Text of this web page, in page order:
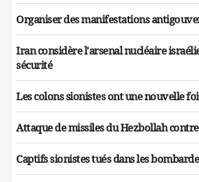
Organiser des manifestations
Iran considère l'arsenal nucléaire
sécurité
Les colons sionistes ont une nouvelle
Attaque de missiles du Hezbollah
Captifs sionistes tués dans les